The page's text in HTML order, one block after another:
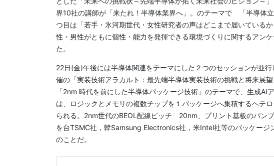
界10社の講師が「来たれ！半導体業界へ」。のテーマで 「半導体
つ目は「若手・氷河期世代・女性研究者の声はどこまで届いている
性・男性がともに個性・能力を発揮できる環境づくりに関するアン
た。
22日(金)午後には半導体関連をテーマにした２つのセッションが並
催の「実装技術アラカルト：最先端半導体実装技術の挑戦と将来展
「2nm 時代を前にした半導体パッケージ技術」のテーマで、生成
は、ロジックとメモリの複数チップを１パッケージへ集積するヘテ
られる。2nm世代のBEOL配線ピッチ 20nm、プリント基板のバン
を台TSMC社，韓Samsung Electronics社，米Intel社等のパッケージ
のことだ。